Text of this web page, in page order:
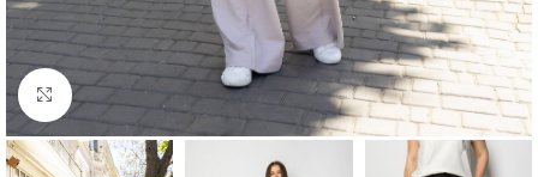
Клацніть, щоб збільшити